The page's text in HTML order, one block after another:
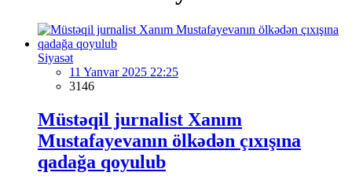
Siyasət
11 Yanvar 2025 22:25
3146
Müstəqil jurnalist Xanım
Mustafayevanın ölkədən çıxışına
qadağa qoyulub